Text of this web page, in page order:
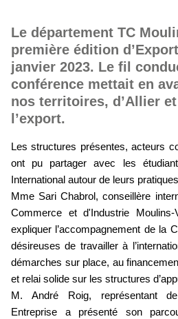
Le département TC
première édition
janvier 2023. Le fil
conférence mettait en
nos territoires, d’Allier
l’export.
Les structures présentes, acteurs
ont pu partager avec les
International autour de leurs
Mme Sari Chabrol, conseillère
Commerce et d'Industrie
expliquer l’accompagnement de la
désireuses de travailler à
démarches sur place, au
et relai solide sur les structures
M. André Roig, représentant de
Entreprise a présenté son